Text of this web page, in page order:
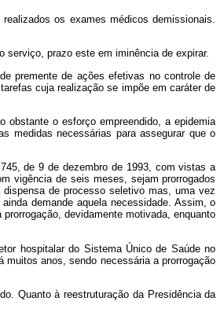
os exames médicos demissionais.
serviço, prazo este em iminência de expirar.
premente de ações efetivas no controle de
cuja realização se impõe em caráter de
obstante o esforço empreendido, a epidemia
medidas necessárias para assegurar que o
de 9 de dezembro de 1993, com vistas a
vigência de seis meses, sejam prorrogados
de processo seletivo mas, uma vez
demande aquela necessidade. Assim, o
devidamente motivada, enquanto
hospitalar do Sistema Único de Saúde no
anos, sendo necessária a prorrogação
Quanto à reestruturação da Presidência da